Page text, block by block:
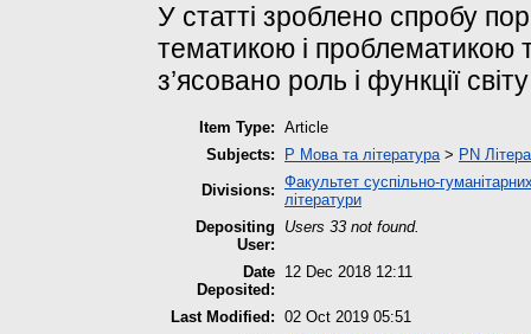
У статті зроблено спробу
тематикою і проблематикою
з’ясовано роль і функції
Item Type: Article
Subjects:
P Мова та література> PN
Divisions: Факультет суспільно-
літератури
Depositing
User:
Users 33 not found.
Date
Deposited:
12 Dec 2018 12:11
Last Modified: 02 Oct 2019 05:51